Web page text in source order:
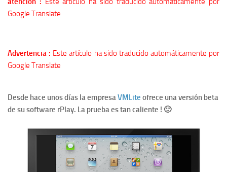
Google Translate
Advertencia : Este artículo ha sido traducido automáticamente por
Google Translate
Desde hace unos días la empresaVMLite ofrece una versión beta
de su software rPlay. La prueba es tan caliente ! 🙂